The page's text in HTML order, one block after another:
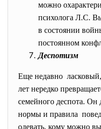
можно
психолога Л.С.
в состоянии
постоянном
Деспотизм
Еще недавно
лет нередко
семейного деспота.
нормы и правила
одевать, кому можно